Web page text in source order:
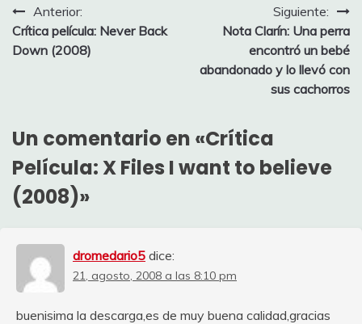
Navegación
de
Anterior:
Crítica película: Never Back
Down (2008)
Siguiente:
Nota Clarín: Una perra
encontró un bebé
abandonado y lo llevó con
sus cachorros
Un comentario en «Crítica
Película: X Files I want to believe
(2008)»
dromedario5 dice:
21, agosto, 2008 a las 8:10 pm
buenisima la descarga,es de muy buena calidad,gracias